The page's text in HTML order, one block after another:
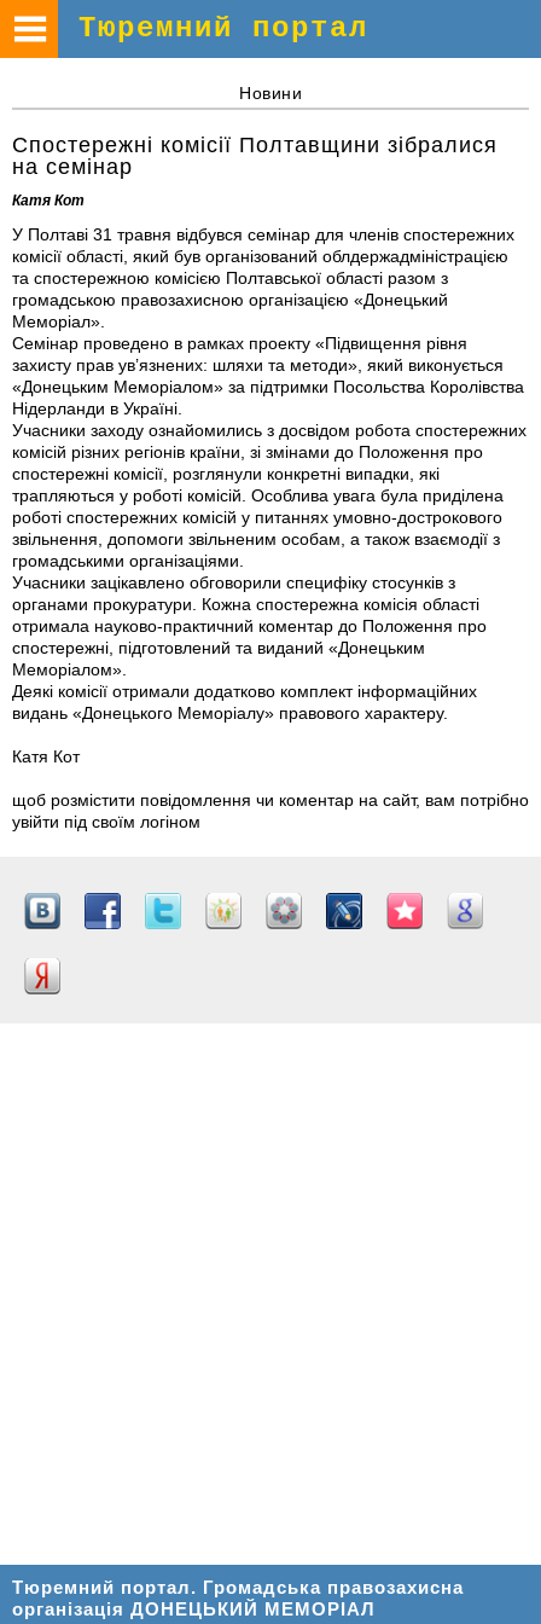
Тюремний портал
Новини
Спостережні комісії Полтавщини зібралися
на семінар
Катя Кот
У Полтаві 31 травня відбувся семінар для членів спостережних
комісії області, який був організований облдержадміністрацією
та спостережною комісією Полтавської області разом з
громадською правозахисною організацією «Донецький
Меморіал».
Семінар проведено в рамках проекту «Підвищення рівня
захисту прав ув’язнених: шляхи та методи», який виконується
«Донецьким Меморіалом» за підтримки Посольства Королівства
Нідерланди в Україні.
Учасники заходу ознайомились з досвідом робота спостережних
комісій різних регіонів країни, зі змінами до Положення про
спостережні комісії, розглянули конкретні випадки, які
трапляються у роботі комісій. Особлива увага була приділена
роботі спостережних комісій у питаннях умовно-дострокового
звільнення, допомоги звільненим особам, а також взаємодії з
громадськими організаціями.
Учасники зацікавлено обговорили специфіку стосунків з
органами прокуратури. Кожна спостережна комісія області
отримала науково-практичний коментар до Положення про
спостережні, підготовлений та виданий «Донецьким
Меморіалом».
Деякі комісії отримали додатково комплект інформаційних
видань «Донецького Меморіалу» правового характеру.
Катя Кот
щоб розмістити повідомлення чи коментар на сайт, вам потрібно
увійти під своїм логіном
Тюремний портал. Громадська правозахисна
організація ДОНЕЦЬКИЙ МЕМОРІАЛ